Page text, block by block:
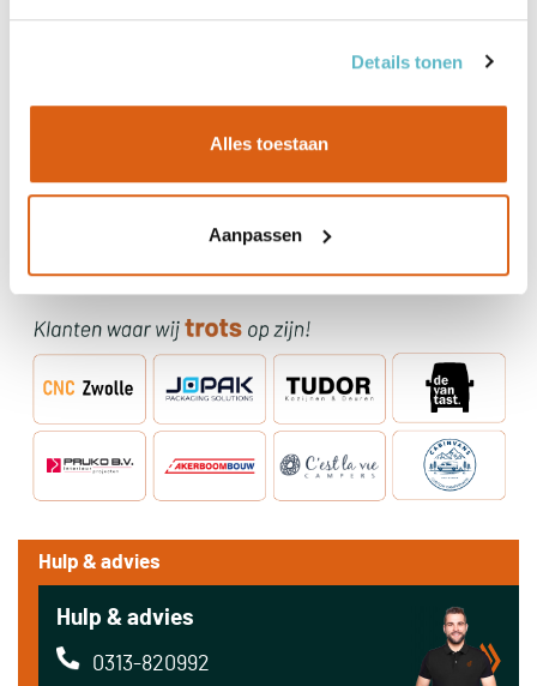
Details tonen
Alles toestaan
Aanpassen
Hulp & advies
Hulp & advies
0313-820992